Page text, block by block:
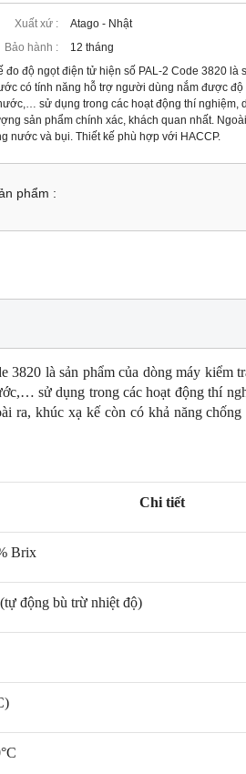
Xuất xứ :
Atago - Nhật
Bảo hành :
12 tháng
đo độ ngọt điện tử hiện số PAL-2 Code 3820 là
có tính năng hỗ trợ người dùng nắm được
sử dụng trong các hoạt động thí nghiệm,
sản phẩm chính xác, khách quan nhất.
nước và bụi. Thiết kế phù hợp với HACCP.
phẩm :
là sản phẩm của dòng máy kiểm
sử dụng trong các hoạt động thí
ra, khúc xạ kế còn có khả năng
Chi tiết
Brix
động bù trừ nhiệt độ)